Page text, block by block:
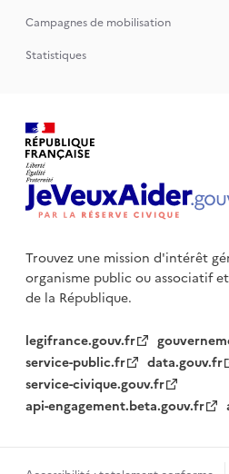
Campagnes de mobilisation
Statistiques
Trouvez une mission d'intérêt
organisme publicou associatif
de la République.
legifrance.gouv.fr
service-public.fr
data.gouv.fr
service-civique.gouv.fr
api-engagement.beta.gouv.fr